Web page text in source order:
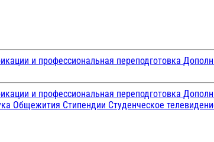
и профессиональная переподготовка
и профессиональная переподготовка
Общежития Стипендии Студенческое